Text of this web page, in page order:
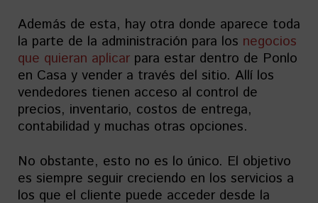
Además de esta, hay otra donde aparece toda
la parte de la administración para los negocios
que quieran aplicar para estar dentro de Ponlo
en Casa y vender a través del sitio. Allí los
vendedores tienen acceso al control de
precios, inventario, costos de entrega,
contabilidad y muchas otras opciones.
No obstante, esto no es lo único. El objetivo
es siempre seguir creciendo en los servicios a
los que el cliente puede acceder desde la